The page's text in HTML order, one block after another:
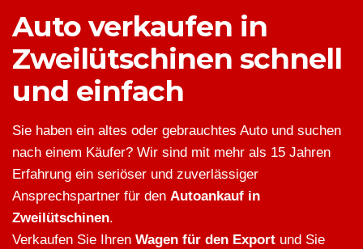
Auto verkaufen in
Zweilütschinen schnell
und einfach
Sie haben ein altes oder gebrauchtes Auto und suchen
nach einem Käufer? Wir sind mit mehr als 15 Jahren
Erfahrung ein seriöser und zuverlässiger
Ansprechspartner für den Autoankauf in
Zweilütschinen.
Verkaufen Sie Ihren Wagen für den Export und Sie